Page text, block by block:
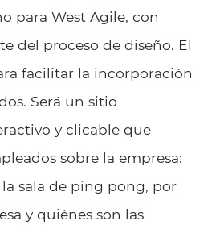
para West Agile, con
del proceso de diseño. El
facilitar la incorporación
Será un sitio
y clicable que
sobre la empresa:
sala de ping pong, por
y quiénes son las